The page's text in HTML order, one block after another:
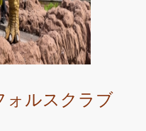
し
て
い
る
中
ォルスクラブ